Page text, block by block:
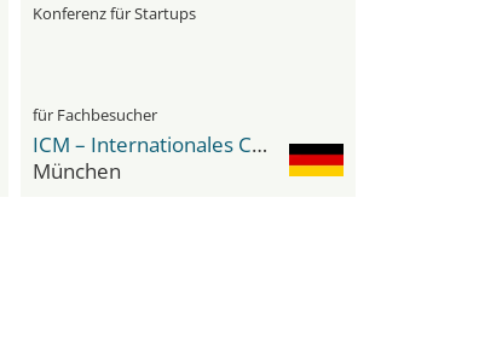
Konferenz für Startups
für Fachbesucher
ICM – Internationales Congress Center
München